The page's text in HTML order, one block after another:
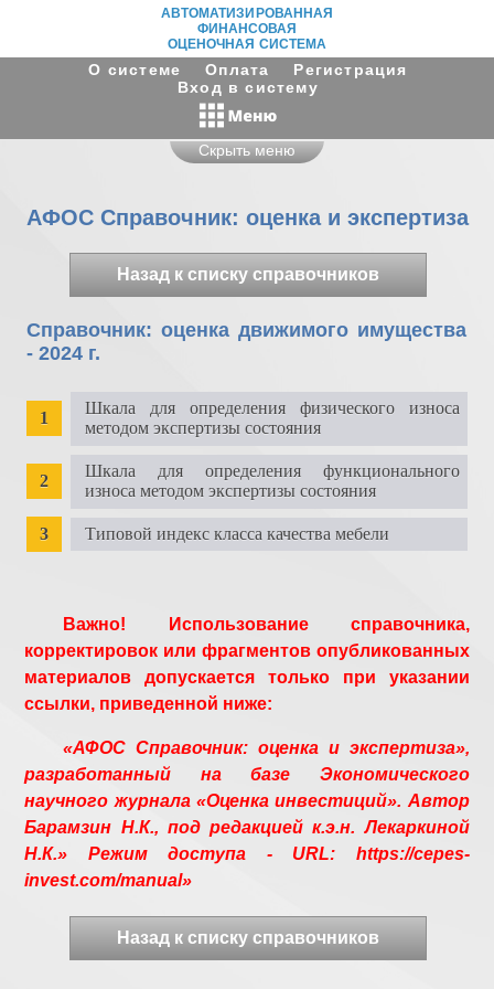
АВТОМАТИЗИРОВАННАЯ
ФИНАНСОВАЯ
ОЦЕНОЧНАЯ СИСТЕМА
О системе Оплата
Регистрация
Вход в систему
Скрыть меню
АФОС Справочник: оценка и экспертиза
Назад к списку справочников
Справочник: оценка движимого имущества
- 2024 г.
Шкала для определения физического износа
методом экспертизы состояния
Шкала для определения функционального
износа методом экспертизы состояния
Типовой индекс класса качества мебели
Важно! Использование справочника,
корректировок или фрагментов опубликованных
материалов допускается только при указании
ссылки, приведенной ниже:
«АФОС Справочник: оценка и экспертиза»,
разработанный на базе Экономического
научного журнала «Оценка инвестиций». Автор
Барамзин Н.К., под редакцией к.э.н. Лекаркиной
Н.К.» Режим доступа - URL: https://cepes-
invest.com/manual»
Назад к списку справочников